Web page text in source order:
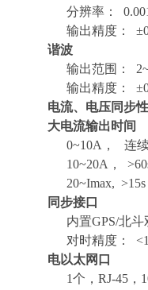
分辨率：
输出精度：
谐波
输出范围：
输出精度：
电流、电压同步性
大电流输出时间
0~10A， 连续
10~20A，
20~Imax, >15s
同步接口
内置GPS/北斗双
对时精度：
电以太网口
1个，RJ-45，